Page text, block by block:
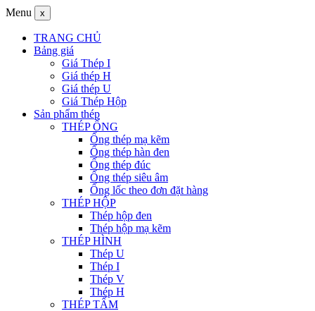
Menu x
TRANG CHỦ
Bảng giá
Giá Thép I
Giá thép H
Giá thép U
Giá Thép Hộp
Sản phẩm thép
THÉP ỐNG
Ống thép mạ kẽm
Ống thép hàn đen
Ống thép đúc
Ống thép siêu âm
Ống lốc theo đơn đặt hàng
THÉP HỘP
Thép hộp đen
Thép hộp mạ kẽm
THÉP HÌNH
Thép U
Thép I
Thép V
Thép H
THÉP TẤM